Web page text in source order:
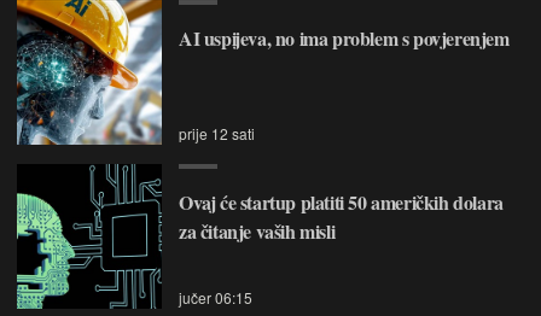
AI uspijeva, no ima problem s povjerenjem
prije 12 sati
Ovaj će startup platiti 50 američkih dolara
za čitanje vaših misli
jučer 06:15